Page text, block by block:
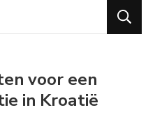
voor een
in Kroatië